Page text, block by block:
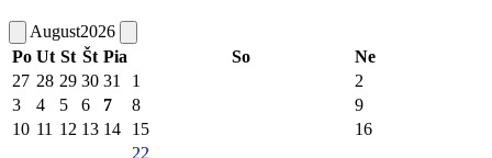
August2026
Po Ut St Št Pia So
Ne
27 28 29 30 31 1
2
3
4 5 6 7 8
9
10 11 12 13 14 15 16
22